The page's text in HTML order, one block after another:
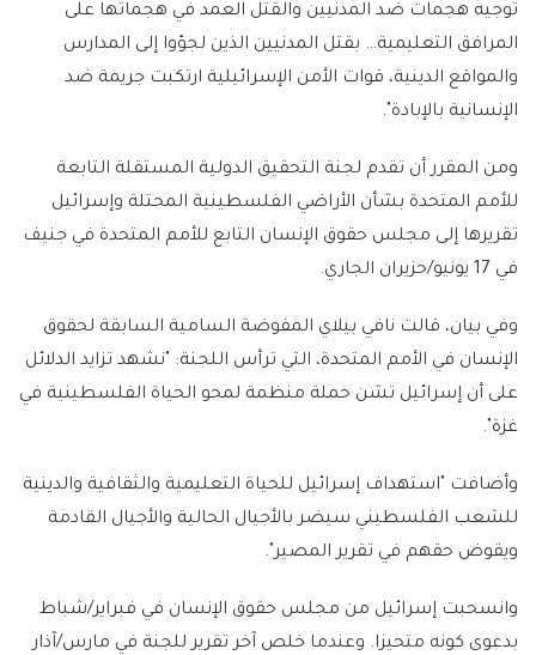
توجيه هجمات ضد المدنيين والقتل العمد في هجماتها على
المرافق التعليمية… بقتل المدنيين الذين لجؤوا إلى المدارس
والمواقع الدينية، قوات الأمن الإسرائيلية ارتكبت جريمة ضد
الإنسانية بالإبادة".
ومن المقرر أن تقدم لجنة التحقيق الدولية المستقلة التابعة
للأمم المتحدة بشأن الأراضي الفلسطينية المحتلة وإسرائيل
تقريرها إلى مجلس حقوق الإنسان التابع للأمم المتحدة في جنيف
في 17 يونيو/حزيران الجاري.
وفي بيان، قالت نافي بيلاي المفوضة السامية السابقة لحقوق
الإنسان في الأمم المتحدة، التي ترأس اللجنة: "نشهد تزايد الدلائل
على أن إسرائيل تشن حملة منظمة لمحو الحياة الفلسطينية في
غزة".
وأضافت "استهداف إسرائيل للحياة التعليمية والثقافية والدينية
للشعب الفلسطيني سيضر بالأجيال الحالية والأجيال القادمة
ويقوض حقهم في تقرير المصير".
وانسحبت إسرائيل من مجلس حقوق الإنسان في فبراير/شباط
بدعوى كونه متحيزا. وعندما خلص آخر تقرير للجنة في مارس/آذار